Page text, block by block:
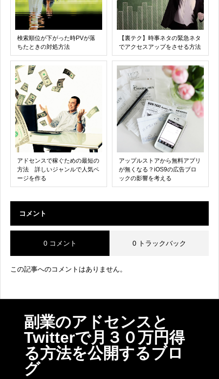
検索順位が下がった時PVが落
ちたときの対処方法
【裏テク】時事ネタの緊急ネタ
でアクセスアップをさせる方法
アドセンスで稼ぐための最短の
方法 詳しいジャンルで人気ペ
ージを作る
アップルストアから無料アプリ
が無くなる？iOS9の広告ブロ
ックの影響を考える
コメント
0 コメント 0 トラックバック
この記事へのコメントはありません。
副業のアドセンスと
Twitterで月３０万円得
る方法を公開するブロ
グ